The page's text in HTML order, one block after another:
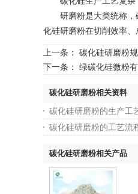
研磨粉是大类统称，碳
化硅研磨粉在切削效率、
上一条： 碳化硅研磨粉
下一条： 绿碳化硅微粉
碳化硅研磨粉相关资料
碳化硅研磨粉的生产工
碳化硅研磨粉的工艺流
碳化硅研磨粉相关产品